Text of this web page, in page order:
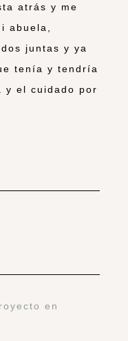
atrás y me
abuela,
juntas y ya
tenía y tendría
y el cuidado por
en